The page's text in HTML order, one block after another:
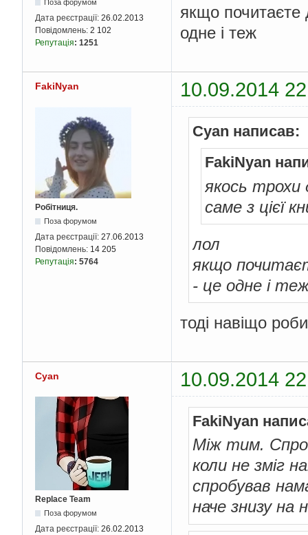
Поза форумом
Дата реєстрації: 26.02.2013
Повідомлень: 2 102
Репутація: 1251
якщо почитаєте
одне і теж
FakiNyan 10.09.2014
Робітниця.
Поза форумом
Дата реєстрації: 27.06.2013
Повідомлень: 14 205
Репутація: 5764
Cyan написав:
FakiNyan
якось трохи
саме з цієї
лол
якщо
- це одне і
тоді навіщо
Cyan 10.09.2014
Replace Team
Поза форумом
Дата реєстрації: 26.02.2013
FakiNyan
Між тим.
коли не зміг
спробував
наче знизу на